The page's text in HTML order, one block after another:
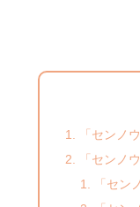
「センノ
「センノ
「セン